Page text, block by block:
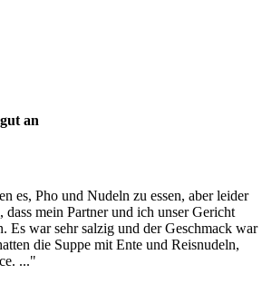
an
es, Pho und Nudeln zu essen, aber leider
dass mein Partner und ich unser Gericht
Es war sehr salzig und der Geschmack war
die Suppe mit Ente und Reisnudeln,
..."